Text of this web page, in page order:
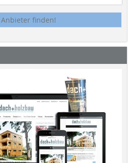
Anbieter finden!